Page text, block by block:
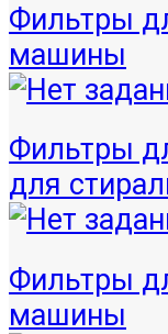
Фильтры
машины
Фильтры
для
Фильтры
машины